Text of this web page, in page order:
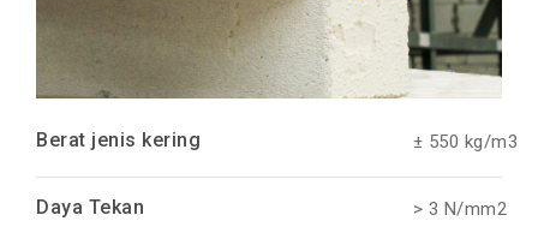
Berat jenis kering ± 550 kg/m3
Daya Tekan > 3 N/mm2